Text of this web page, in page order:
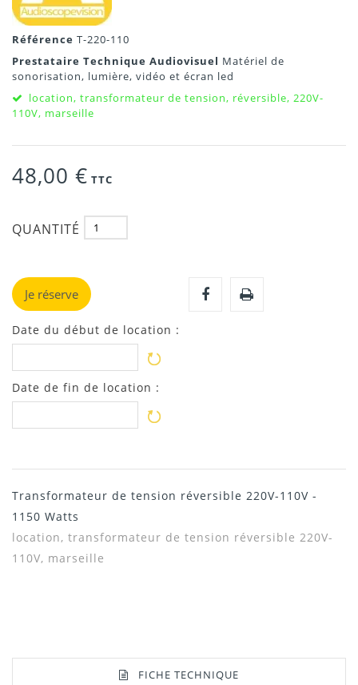
Référence T-220-110
Prestataire Technique Audiovisuel Matériel de
sonorisation, lumière, vidéo et écran led
location, transformateur de tension, réversible, 220V-
110V, marseille
48,00 € TTC
QUANTITÉ
Je réserve
Date du début de location :
Date de fin de location :
Transformateur de tension réversible 220V-110V -
1150 Watts
location, transformateur de tension réversible 220V-
110V, marseille
FICHE TECHNIQUE